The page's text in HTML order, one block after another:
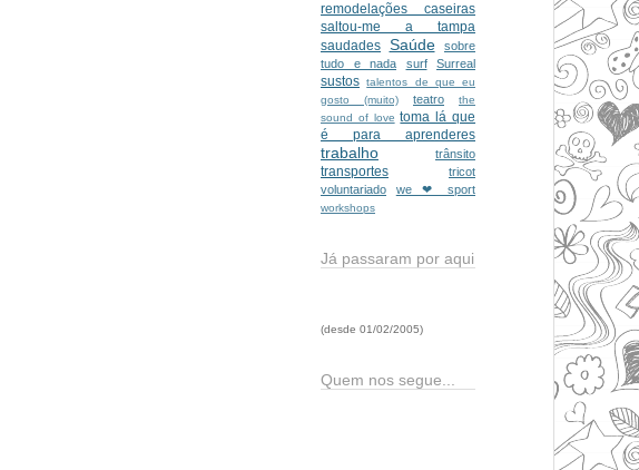
remodelações caseiras
saltou-me a tampa
saudades Saúde
sobre
tudo e nada
surf Surreal
sustos talentos de que eu
gosto (muito)
teatro
the
sound of love toma lá que
é para aprenderes
trabalho trânsito
transportes
tricot
voluntariado
we ❤ sport
workshops
Já passaram por aqui
(desde 01/02/2005)
Quem nos segue...